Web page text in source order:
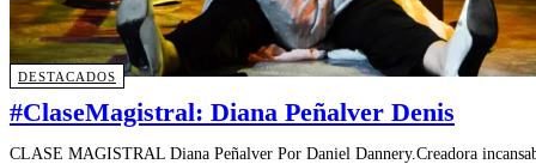
DESTACADOS
#ClaseMagistral: Diana Peñalver Denis
CLASE MAGISTRAL Diana Peñalver Por Daniel Dannery.Creadora